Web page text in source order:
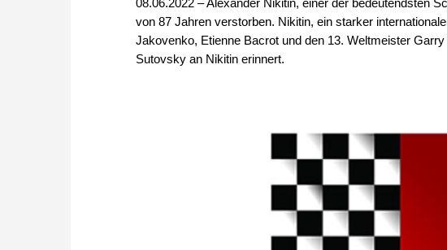
von 87 Jahren verstorben. Nikitin, ein starker
Jakovenko, Etienne Bacrot und den 13. Weltmeister
Sutovsky an Nikitin erinnert.